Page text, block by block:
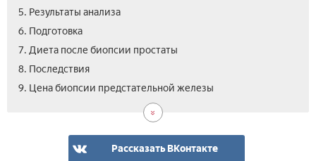
5. Результаты анализа
6. Подготовка
7. Диета после биопсии простаты
8. Последствия
9. Цена биопсии предстательной железы
Рассказать ВКонтакте